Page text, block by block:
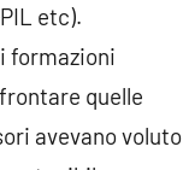
etc).
formazioni
quelle
avevano voluto